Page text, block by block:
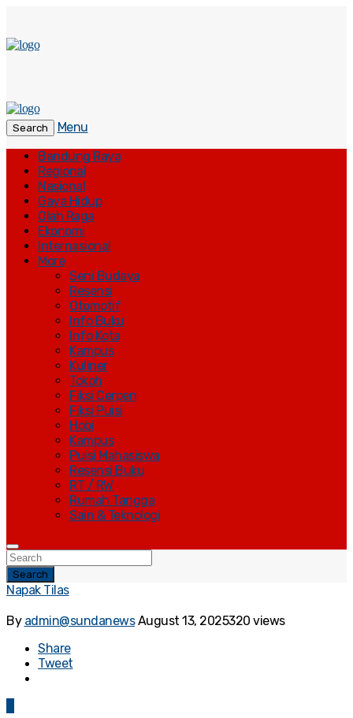
Search
Menu
Bandung Raya
Regional
Nasional
Gaya Hidup
Olah Raga
Ekonomi
Internasional
More
Seni Budaya
Resensi
Otomotif
Info Buku
Info Kota
Kampus
Kuliner
Tokoh
Fiksi Cerpen
Fiksi Puisi
Hobi
Kampus
Puisi Mahasiswa
Resensi Buku
RT / RW
Rumah Tangga
Sain & Teknologi
Search
Napak Tilas
By admin@sundanews August 13, 2025320 views
Share
Tweet